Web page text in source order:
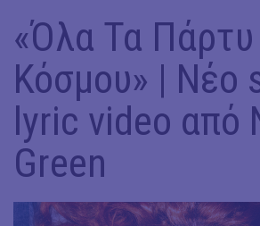
«Όλα Τα
Κόσμου» | Νέο
lyric video από
Green